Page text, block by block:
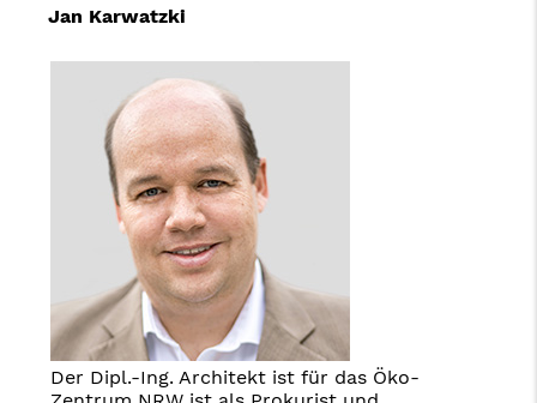
Jan Karwatzki
Der Dipl.-Ing. Architekt ist für das Öko-